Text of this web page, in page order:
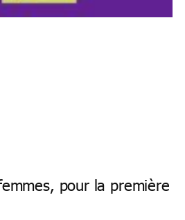
pour la première